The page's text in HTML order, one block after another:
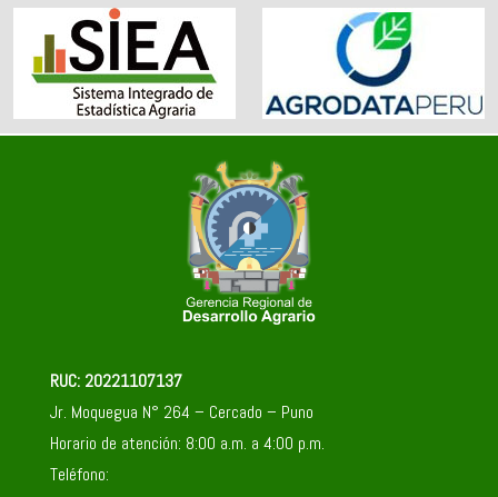
RUC: 20221107137
Jr. Moquegua N° 264 – Cercado – Puno
Horario de atención: 8:00 a.m. a 4:00 p.m.
Teléfono: